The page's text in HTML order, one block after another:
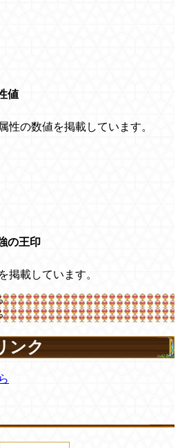
値
の数値を掲載しています。
の王印
掲載しています。
ンク